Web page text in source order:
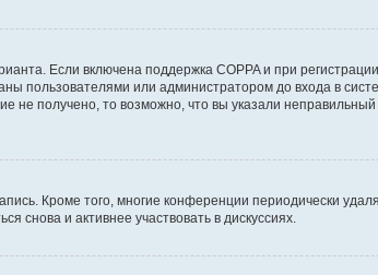
Если включена поддержка COPPA и при
пользователями или администратором до входа в
получено, то возможно, что вы указали
Кроме того, многие конференции периодически
снова и активнее участвовать в дискуссиях.